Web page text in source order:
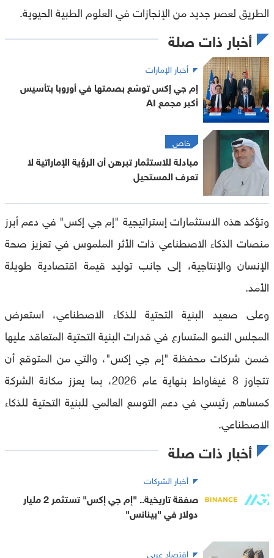
الطريق لعصر جديد من الإنجازات في العلوم الطبية الحيوية.
أخبار ذات صلة
أخبار الإمارات
إم جي إكس توسّع بصمتها في أوروبا بتأسيس
أكبر مجمع AI
خاص
مبادلة للاستثمار تبرهن أن الرؤية الإماراتية لا
تعرف المستحيل
وتؤكد هذه الاستثمارات إستراتيجية "إم جي إكس" في دعم أبرز
منصات الذكاء الاصطناعي ذات الأثر الملموس في تعزيز صحة
الإنسان والإنتاجية، إلى جانب توليد قيمة اقتصادية طويلة
الأمد.
وعلى صعيد البنية التحتية للذكاء الاصطناعي، استعرض
المجلس النمو المتسارع في قدرات البنية التحتية المتعاقد عليها
ضمن شركات محفظة "إم جي إكس"، والتي من المتوقع أن
تتجاوز 8 غيغاواط بنهاية عام 2026، بما يعزز مكانة الشركة
كمساهم رئيسي في دعم التوسع العالمي للبنية التحتية للذكاء
الاصطناعي.
أخبار ذات صلة
أخبار الشركات
صفقة تاريخية.. "إم جي إكس" تستثمر 2 مليار
دولار في "بينانس"
اقتصاد عربي